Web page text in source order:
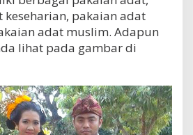
pakaian adat
adat muslim. Adapun
lihat pada gambar di